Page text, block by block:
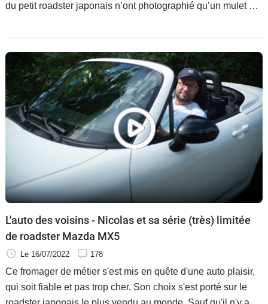
du petit roadster japonais n’ont photographié qu’un mulet de
marque ont encore un peu de temps avant de finaliser la
prochaine génération qui sera dévoilée en 2024 et qui
restera propulsée par un moteur thermique.
L'auto des voisins - Nicolas et sa série (très) limitée
de roadster Mazda MX5
Le 16/07/2022 178
Ce fromager de métier s'est mis en quête d'une auto plaisir,
qui soit fiable et pas trop cher. Son choix s'est porté sur le